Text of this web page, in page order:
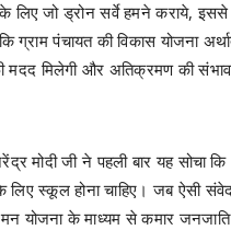
जो ड्रोन सर्वे हमने कराये, इससे
पंचायत की विकास योजना
मिलेगी और अतिक्रमण की
मोदी जी ने पहली बार यह सोचा
के लिए स्कूल होना चाहिए। जब ऐसी
योजना के माध्यम से कमार जनजाति